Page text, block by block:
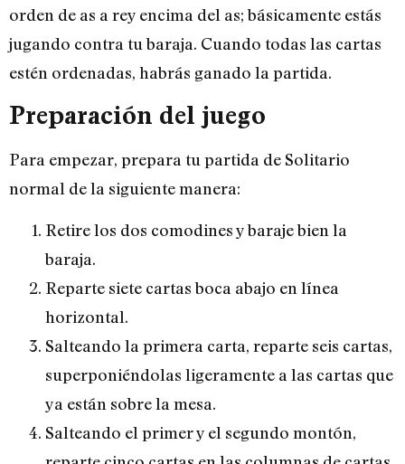
orden de as a rey encima del as; básicamente estás
jugando contra tu baraja. Cuando todas las cartas
estén ordenadas, habrás ganado la partida.
Preparación del juego
Para empezar, prepara tu partida de Solitario
normal de la siguiente manera:
Retire los dos comodines y baraje bien la
baraja.
Reparte siete cartas boca abajo en línea
horizontal.
Salteando la primera carta, reparte seis cartas,
superponiéndolas ligeramente a las cartas que
ya están sobre la mesa.
Salteando el primer y el segundo montón,